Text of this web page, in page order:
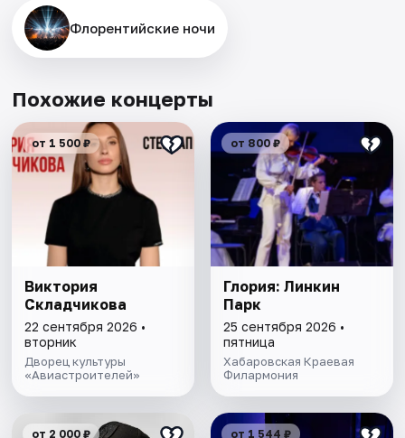
Флорентийские ночи
Похожие концерты
от 1 500 ₽
Виктория
Складчикова
22 сентября 2026 •
вторник
Дворец культуры
«Авиастроителей»
от 800 ₽
Глория: Линкин
Парк
25 сентября 2026 •
пятница
Хабаровская Краевая
Филармония
от 2 000 ₽ от 1 544 ₽